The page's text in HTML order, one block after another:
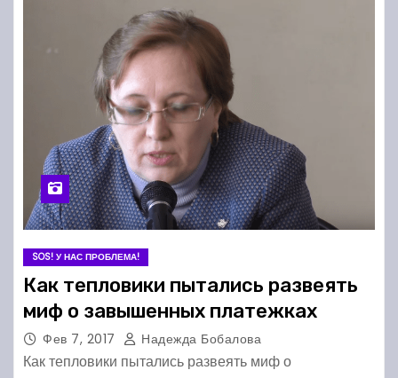
SOS! У НАС ПРОБЛЕМА!
Как тепловики пытались развеять
миф о завышенных платежках
Фев 7, 2017 Надежда Бобалова
Как тепловики пытались развеять миф о